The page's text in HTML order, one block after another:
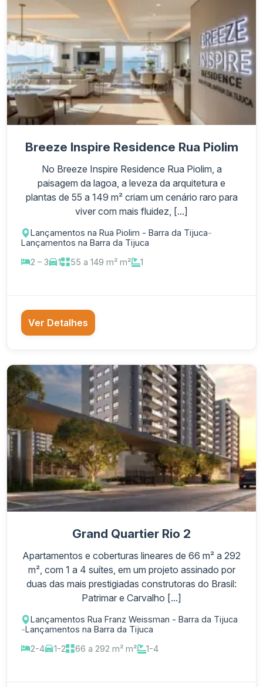
Breeze Inspire Residence Rua Piolim
No Breeze Inspire Residence Rua Piolim, a
paisagem da lagoa, a leveza da arquitetura e
plantas de 55 a 149 m² criam um cenário raro para
viver com mais fluidez, [...]
Lançamentos na Rua Piolim - Barra da Tijuca-
Lançamentos na Barra da Tijuca
2 – 3
1 55 a 149 m² m² 1
Ver Detalhes
Grand Quartier Rio 2
Apartamentos e coberturas lineares de 66 m² a 292
m², com 1 a 4 suítes, em um projeto assinado por
duas das mais prestigiadas construtoras do Brasil:
Patrimar e Carvalho [...]
Lançamentos Rua Franz Weissman - Barra da Tijuca
-Lançamentos na Barra da Tijuca
2-4
1-2 66 a 292 m² m² 1-4